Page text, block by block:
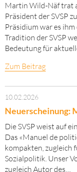
Martin Wild-Näf trat
Präsident der SVSP
Präsidium war es
Tradition der SVSP
Bedeutung für
Zum Beitrag
10.02.2026
Neuerscheinung:
Die SVSP weist auf
Das «Manuel de
kompakten, zugleich
Sozialpolitik. Unser
zugleich Autor des…